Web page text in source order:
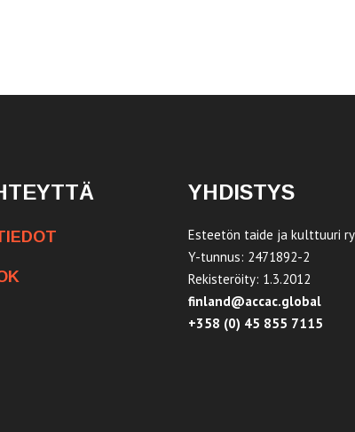
YHDISTYS
Esteetön taide ja kulttuuri ry
Y-tunnus: 2471892-2
Rekisteröity: 1.3.2012
finland@accac.global
+358 (0) 45 855 7115